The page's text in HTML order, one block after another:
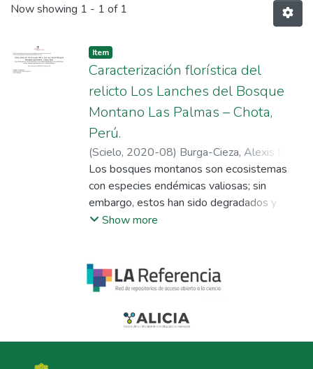
Now showing 1 - 1 of 1
Item
Caracterización florística del
relicto Los Lanches del Bosque
Montano Las Palmas – Chota,
Perú.
(Scielo, 2020-08) Burga-Cieza, Alexis M.
Burga-Cieza, Jans J.;Alcalde-Alfaro, Víctor
William;Martínez-Sovero, Gustavo;
Iglesias-Osores, Sebastian;Villena-
Velásquez, Jim J.
Los bosques montanos son ecosistemas
con especies endémicas valiosas; sin
embargo, estos han sido degradados y
reducidos a relictos boscosos, de los cuales
estudio fue la caracterización florística del
relicto Los Lanches del bosque montano
Conchan, Chota, Perú. Entre los 2800 a
Show more